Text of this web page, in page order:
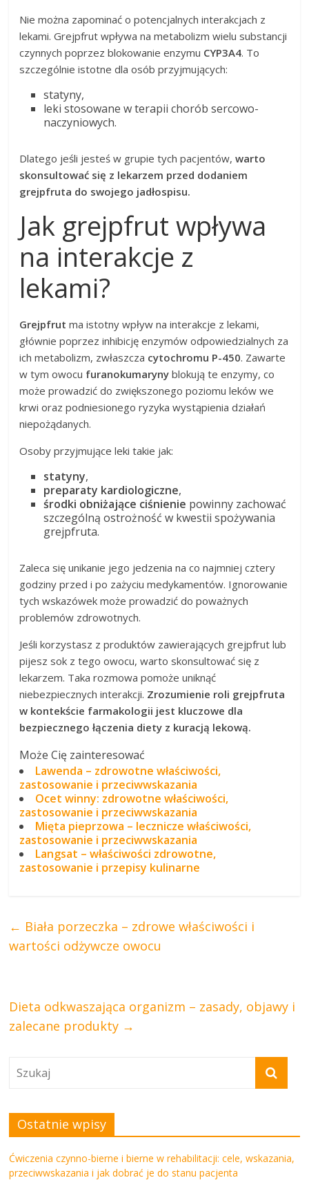
Nie można zapominać o potencjalnych interakcjach z
lekami. Grejpfrut wpływa na metabolizm wielu substancji
czynnych poprzez blokowanie enzymu CYP3A4. To
szczególnie istotne dla osób przyjmujących:
statyny,
leki stosowane w terapii chorób sercowo-
naczyniowych.
Dlatego jeśli jesteś w grupie tych pacjentów,warto
skonsultować się z lekarzem przed dodaniem
grejpfruta do swojego jadłospisu.
Jak grejpfrut wpływa
na interakcje z
lekami?
Grejpfrut ma istotny wpływ na interakcje z lekami,
głównie poprzez inhibicję enzymów odpowiedzialnych za
ich metabolizm, zwłaszcza cytochromu P-450. Zawarte
w tym owocu furanokumaryny blokują te enzymy, co
może prowadzić do zwiększonego poziomu leków we
krwi oraz podniesionego ryzyka wystąpienia działań
niepożądanych.
Osoby przyjmujące leki takie jak:
statyny,
preparaty kardiologiczne,
środki obniżające ciśnienie powinny zachować
szczególną ostrożność w kwestii spożywania
grejpfruta.
Zaleca się unikanie jego jedzenia na co najmniej cztery
godziny przed i po zażyciu medykamentów. Ignorowanie
tych wskazówek może prowadzić do poważnych
problemów zdrowotnych.
Jeśli korzystasz z produktów zawierających grejpfrut lub
pijesz sok z tego owocu, warto skonsultować się z
lekarzem. Taka rozmowa pomoże uniknąć
niebezpiecznych interakcji. Zrozumienie roli grejpfruta
w kontekście farmakologii jest kluczowe dla
bezpiecznego łączenia diety z kuracją lekową.
Może Cię zainteresować
Lawenda – zdrowotne właściwości,
zastosowanie i przeciwwskazania
Ocet winny: zdrowotne właściwości,
zastosowanie i przeciwwskazania
Mięta pieprzowa – lecznicze właściwości,
zastosowanie i przeciwwskazania
Langsat – właściwości zdrowotne,
zastosowanie i przepisy kulinarne
← Biała porzeczka – zdrowe właściwości i
wartości odżywcze owocu
Dieta odkwaszająca organizm – zasady, objawy i
zalecane produkty →
Ostatnie wpisy
Ćwiczenia czynno-bierne i bierne w rehabilitacji: cele, wskazania,
przeciwwskazania i jak dobrać je do stanu pacjenta